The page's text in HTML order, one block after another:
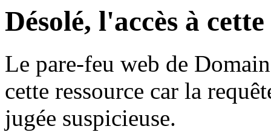
Désolé, l'accès à
Le pare-feu web de
cette ressource car la
jugée suspicieuse.